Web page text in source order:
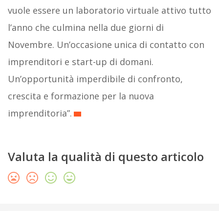
vuole essere un laboratorio virtuale attivo tutto
l’anno che culmina nella due giorni di
Novembre. Un’occasione unica di contatto con
imprenditori e start-up di domani.
Un’opportunità imperdibile di confronto,
crescita e formazione per la nuova
imprenditoria”.
Valuta la qualità di questo articolo